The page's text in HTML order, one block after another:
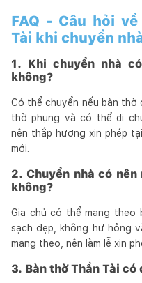
FAQ - Câu hỏi
Tài khi chuyển
1. Khi chuyển nhà
không?
Có thể chuyển nếu bàn
thờ phụng và có thể di
nên thắp hương xin phép
mới.
2. Chuyển nhà có
không?
Gia chủ có thể mang theo
sạch đẹp, không hư hỏng
mang theo, nên làm lễ xin
3. Bàn thờ Thần Tài